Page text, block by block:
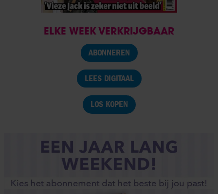
ELKE WEEK VERKRIJGBAAR
ABONNEREN
LEES DIGITAAL
LOS KOPEN